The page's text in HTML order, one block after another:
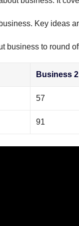
Key ideas
business to round
Business 2
57
91